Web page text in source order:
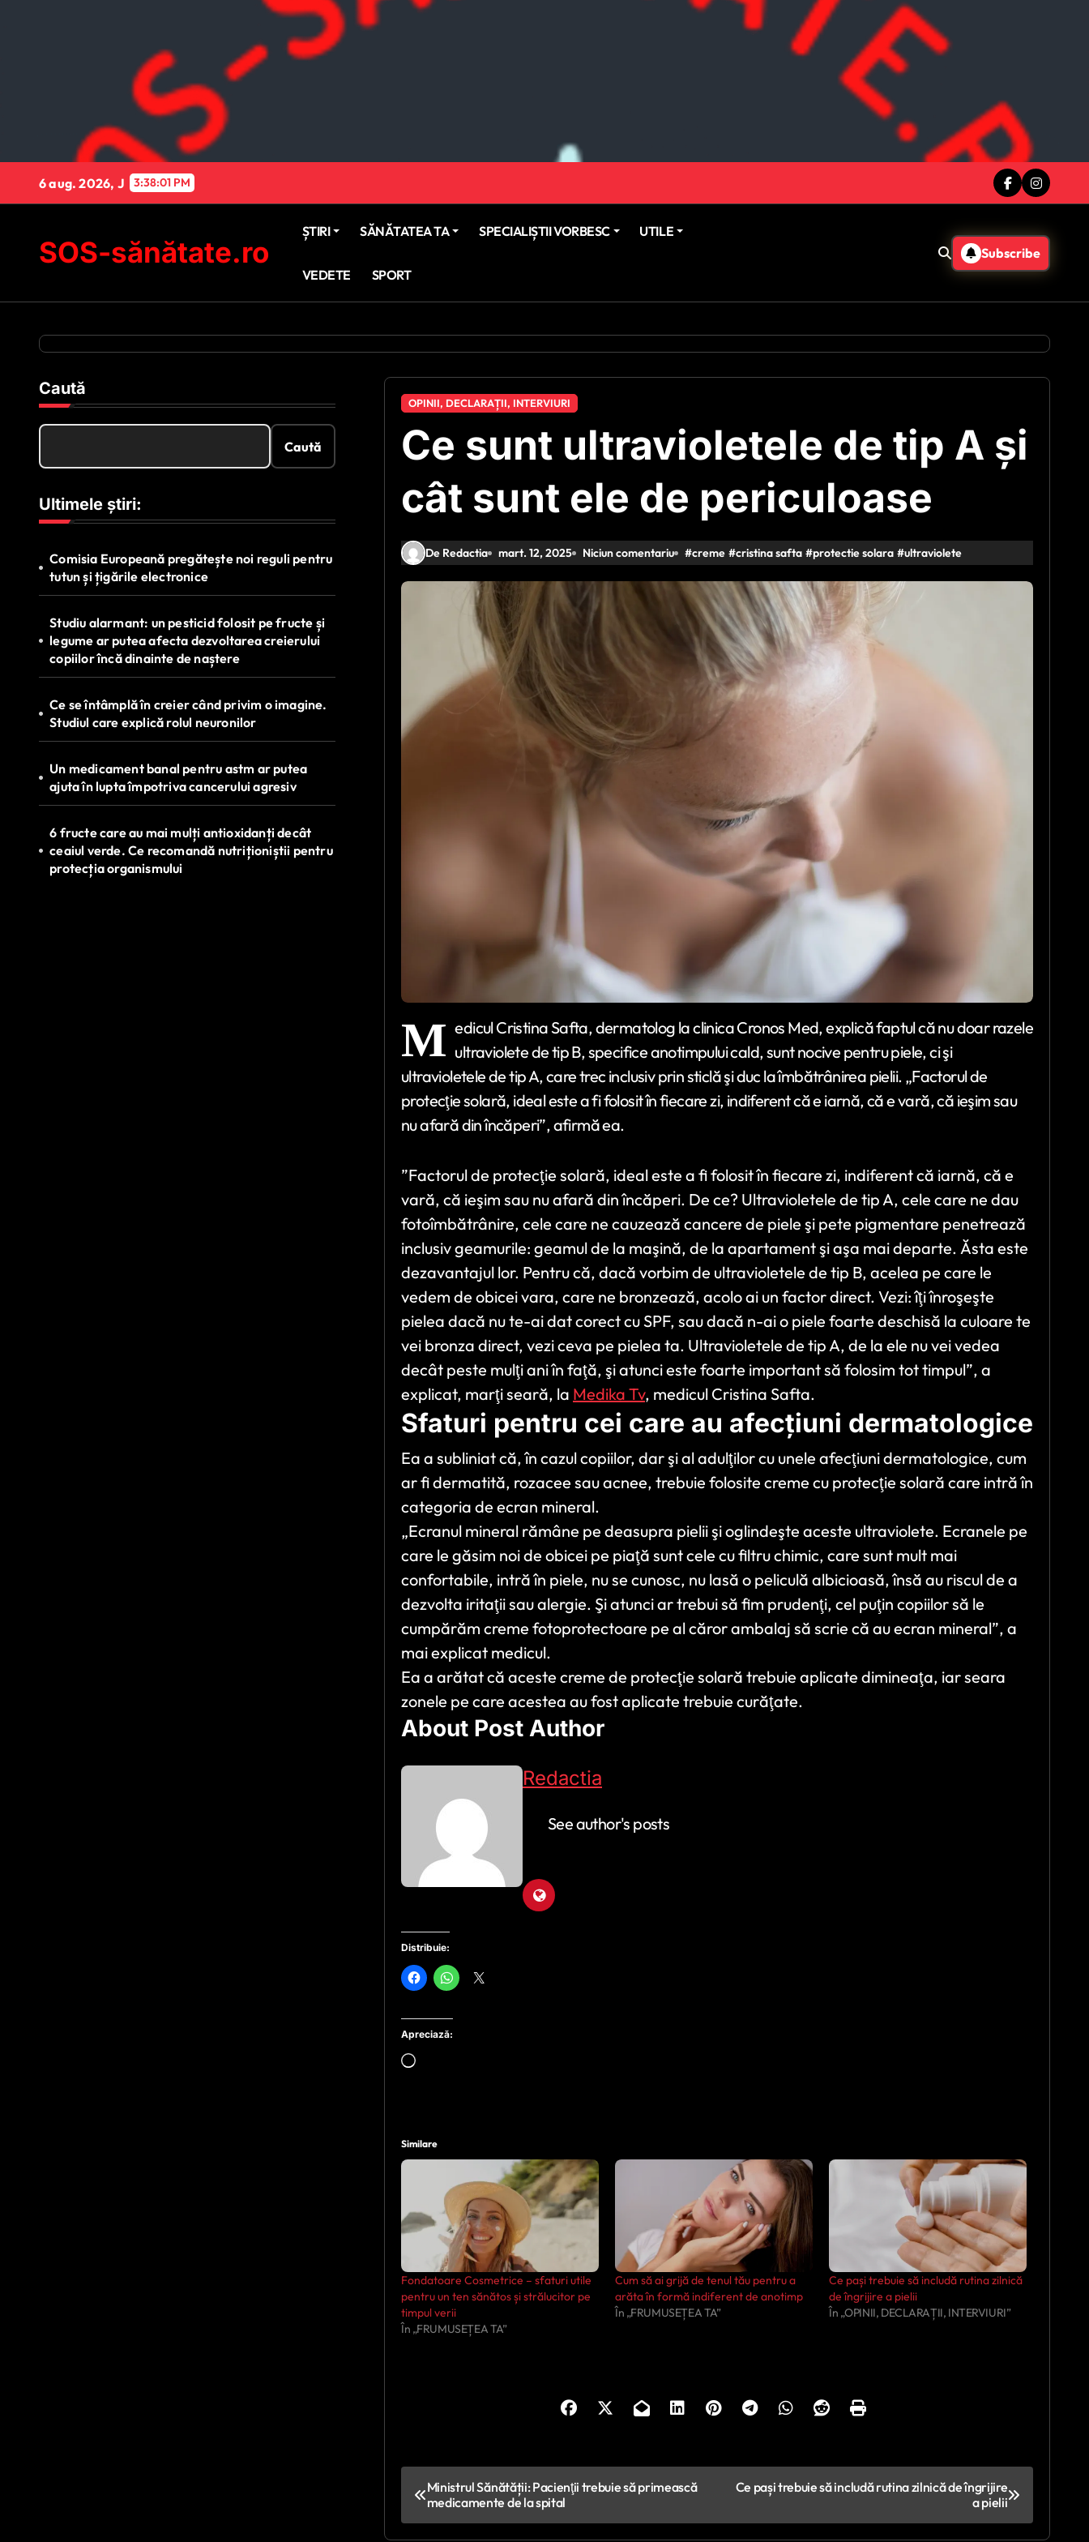
6 aug. 2026, J 3:38:02 PM
SOS-sănătate.ro
ȘTIRI SĂNĂTATEA TA SPECIALIȘTII VORBESC UTILE
VEDETE SPORT
Subscribe
Caută
Caută
Ultimele știri:
Comisia Europeană pregătește noi reguli pentru
tutun și țigările electronice
Studiu alarmant: un pesticid folosit pe fructe și
legume ar putea afecta dezvoltarea creierului
copiilor încă dinainte de naștere
Ce se întâmplă în creier când privim o imagine.
Studiul care explică rolul neuronilor
Un medicament banal pentru astm ar putea
ajuta în lupta împotriva cancerului agresiv
6 fructe care au mai mulți antioxidanți decât
ceaiul verde. Ce recomandă nutriționiștii pentru
protecția organismului
OPINII, DECLARAȚII, INTERVIURI
Ce sunt ultravioletele de tip A şi
cât sunt ele de periculoase
De Redactia mart. 12, 2025 Niciun comentariu #creme #cristina safta #protectie solara #ultraviolete
M edicul Cristina Safta, dermatolog la clinica Cronos Med, explică faptul că nu doar razele
ultraviolete de tip B, specifice anotimpului cald, sunt nocive pentru piele, ci şi
ultravioletele de tip A, care trec inclusiv prin sticlă şi duc la îmbătrânirea pielii. „Factorul de
protecţie solară, ideal este a fi folosit în fiecare zi, indiferent că e iarnă, că e vară, că ieşim sau
nu afară din încăperi”, afirmă ea.
”Factorul de protecţie solară, ideal este a fi folosit în fiecare zi, indiferent că iarnă, că e
vară, că ieşim sau nu afară din încăperi. De ce? Ultravioletele de tip A, cele care ne dau
fotoîmbătrânire, cele care ne cauzează cancere de piele şi pete pigmentare penetrează
inclusiv geamurile: geamul de la maşină, de la apartament şi aşa mai departe. Ăsta este
dezavantajul lor. Pentru că, dacă vorbim de ultravioletele de tip B, acelea pe care le
vedem de obicei vara, care ne bronzează, acolo ai un factor direct. Vezi: îţi înroşeşte
pielea dacă nu te-ai dat corect cu SPF, sau dacă n-ai o piele foarte deschisă la culoare te
vei bronza direct, vezi ceva pe pielea ta. Ultravioletele de tip A, de la ele nu vei vedea
decât peste mulţi ani în faţă, şi atunci este foarte important să folosim tot timpul”, a
explicat, marţi seară, la Medika Tv, medicul Cristina Safta.
Sfaturi pentru cei care au afecțiuni dermatologice
Ea a subliniat că, în cazul copiilor, dar şi al adulţilor cu unele afecţiuni dermatologice, cum
ar fi dermatită, rozacee sau acnee, trebuie folosite creme cu protecţie solară care intră în
categoria de ecran mineral.
„Ecranul mineral rămâne pe deasupra pielii şi oglindeşte aceste ultraviolete. Ecranele pe
care le găsim noi de obicei pe piaţă sunt cele cu filtru chimic, care sunt mult mai
confortabile, intră în piele, nu se cunosc, nu lasă o peliculă albicioasă, însă au riscul de a
dezvolta iritaţii sau alergie. Şi atunci ar trebui să fim prudenţi, cel puţin copiilor să le
cumpărăm creme fotoprotectoare pe al căror ambalaj să scrie că au ecran mineral”, a
mai explicat medicul.
Ea a arătat că aceste creme de protecţie solară trebuie aplicate dimineaţa, iar seara
zonele pe care acestea au fost aplicate trebuie curăţate.
About Post Author
Redactia
See author's posts
Distribuie:
Apreciază:
Încarc...
Similare
Fondatoare Cosmetrice – sfaturi utile
pentru un ten sănătos și strălucitor pe
timpul verii
În „FRUMUSEȚEA TA”
Cum să ai grijă de tenul tău pentru a
arăta în formă indiferent de anotimp
În „FRUMUSEȚEA TA”
Ce pași trebuie să includă rutina zilnică
de îngrijire a pielii
În „OPINII, DECLARAȚII, INTERVIURI”
N
a
Ministrul Sănătății: Pacienţii trebuie să primească
medicamente de la spital
Ce pași trebuie să includă rutina zilnică de îngrijire
a pielii